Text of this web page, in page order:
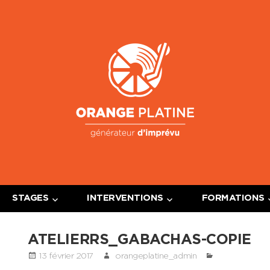
STAGES INTERVENTIONS FORMATIONS
ATELIERRS_GABACHAS-COPIE
13 février 2017 orangeplatine_admin